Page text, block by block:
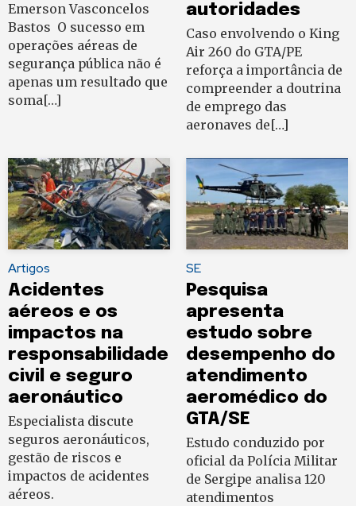
Emerson Vasconcelos
Bastos O sucesso em
operações aéreas de
segurança pública não é
apenas um resultado que
soma[…]
autoridades
Caso envolvendo o King
Air 260 do GTA/PE
reforça a importância de
compreender a doutrina
de emprego das
aeronaves de[…]
Artigos
Acidentes
aéreos e os
impactos na
responsabilidade
civil e seguro
aeronáutico
Especialista discute
seguros aeronáuticos,
gestão de riscos e
impactos de acidentes
aéreos.
SE
Pesquisa
apresenta
estudo sobre
desempenho do
atendimento
aeromédico do
GTA/SE
Estudo conduzido por
oficial da Polícia Militar
de Sergipe analisa 120
atendimentos